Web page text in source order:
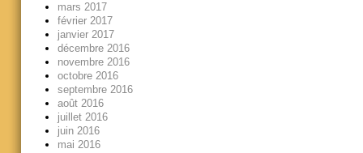
mars 2017
février 2017
janvier 2017
décembre 2016
novembre 2016
octobre 2016
septembre 2016
août 2016
juillet 2016
juin 2016
mai 2016